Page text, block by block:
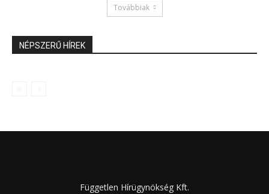
Továbbiak
NÉPSZERŰ HÍREK
Független Hírügynökség Kft.